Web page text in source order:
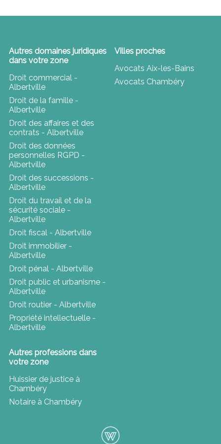
Autres domaines juridiques
dans votre zone
Droit commercial -
Albertville
Droit de la famille -
Albertville
Droit des affaires et des
contrats - Albertville
Droit des données
personnelles RGPD -
Albertville
Droit des successions -
Albertville
Droit du travail et de la
sécurité sociale -
Albertville
Droit fiscal - Albertville
Droit immobilier -
Albertville
Droit pénal - Albertville
Droit public et urbanisme -
Albertville
Droit routier - Albertville
Propriété intellectuelle -
Albertville
Autres professions dans
votre zone
Huissier de justice à
Chambéry
Notaire à Chambéry
Villes proches
Avocats Aix-les-Bains
Avocats Chambéry